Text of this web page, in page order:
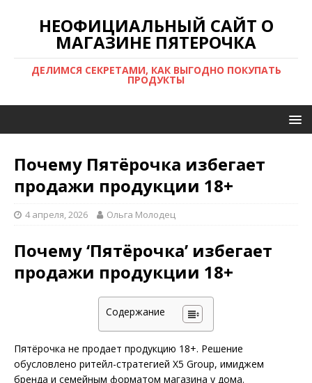
НЕОФИЦИАЛЬНЫЙ САЙТ О
МАГАЗИНЕ ПЯТЕРОЧКА
ДЕЛИМСЯ СЕКРЕТАМИ, КАК ВЫГОДНО ПОКУПАТЬ
ПРОДУКТЫ
Почему Пятёрочка избегает
продажи продукции 18+
4 апреля, 2026 Ольга Молодец
Почему ‘Пятёрочка’ избегает
продажи продукции 18+
Содержание
Пятёрочка не продает продукцию 18+. Решение
обусловлено ритейл-стратегией X5 Group, имиджем
бренда и семейным форматом магазина у дома.